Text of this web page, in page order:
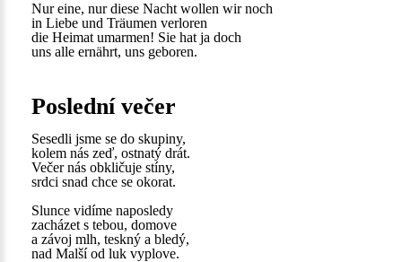
Nur eine, nur diese Nacht wollen wir noch
in Liebe und Träumen verloren
die Heimat umarmen! Sie hat ja doch
uns alle ernährt, uns geboren.
Poslední večer
Sesedli jsme se do skupiny,
kolem nás zeď, ostnatý drát.
Večer nás obkličuje stíny,
srdci snad chce se okorat.
Slunce vidíme naposledy
zacházet s tebou, domove
a závoj mlh, teskný a bledý,
nad Malší od luk vyplove.